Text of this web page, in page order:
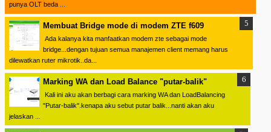
punya OLT beda ...
Membuat Bridge mode di modem ZTE f609
Ada kalanya kita manfaatkan modem zte sebagai mode
bridge...dengan tujuan semua manajemen client memang harus
dilewatkan ruter mikrotik..da...
Marking WA dan Load Balance "putar-balik"
Kali ini aku akan berbagi cara marking WA dan LoadBalancing
"Putar-balik".kenapa aku sebut putar balik...nanti akan aku
jelaskan ...